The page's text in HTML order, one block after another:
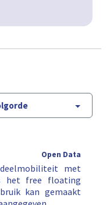
Open Data
met
het free floating
kan gemaakt